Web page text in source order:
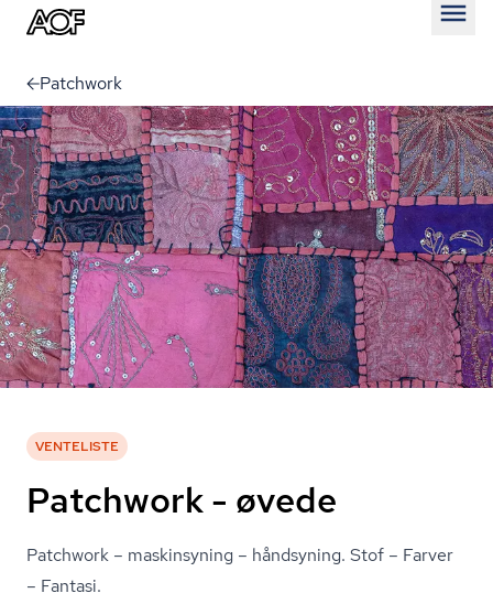
Patchwork
VENTELISTE
Patchwork - øvede
Patchwork – maskinsyning – håndsyning. Stof – Farver
– Fantasi.